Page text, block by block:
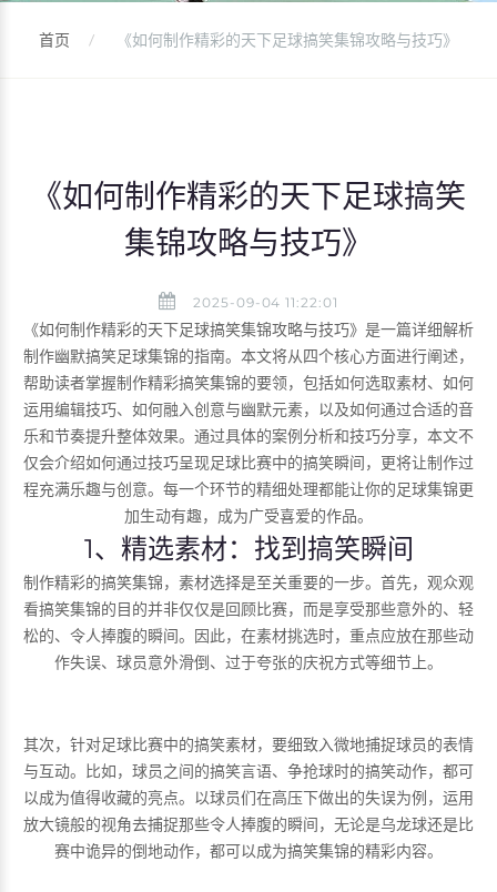
首页 《如何制作精彩的天下足球搞笑集锦攻略与技巧》
《如何制作精彩的天下足球搞笑
集锦攻略与技巧》
2025-09-04 11:22:01
《如何制作精彩的天下足球搞笑集锦攻略与技巧》是一篇详细解析
制作幽默搞笑足球集锦的指南。本文将从四个核心方面进行阐述，
帮助读者掌握制作精彩搞笑集锦的要领，包括如何选取素材、如何
运用编辑技巧、如何融入创意与幽默元素，以及如何通过合适的音
乐和节奏提升整体效果。通过具体的案例分析和技巧分享，本文不
仅会介绍如何通过技巧呈现足球比赛中的搞笑瞬间，更将让制作过
程充满乐趣与创意。每一个环节的精细处理都能让你的足球集锦更
加生动有趣，成为广受喜爱的作品。
1、精选素材：找到搞笑瞬间
制作精彩的搞笑集锦，素材选择是至关重要的一步。首先，观众观
看搞笑集锦的目的并非仅仅是回顾比赛，而是享受那些意外的、轻
松的、令人捧腹的瞬间。因此，在素材挑选时，重点应放在那些动
作失误、球员意外滑倒、过于夸张的庆祝方式等细节上。
其次，针对足球比赛中的搞笑素材，要细致入微地捕捉球员的表情
与互动。比如，球员之间的搞笑言语、争抢球时的搞笑动作，都可
以成为值得收藏的亮点。以球员们在高压下做出的失误为例，运用
放大镜般的视角去捕捉那些令人捧腹的瞬间，无论是乌龙球还是比
赛中诡异的倒地动作，都可以成为搞笑集锦的精彩内容。